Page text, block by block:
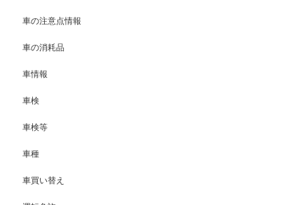
車の注意点情報
車の消耗品
車情報
車検
車検等
車種
車買い替え